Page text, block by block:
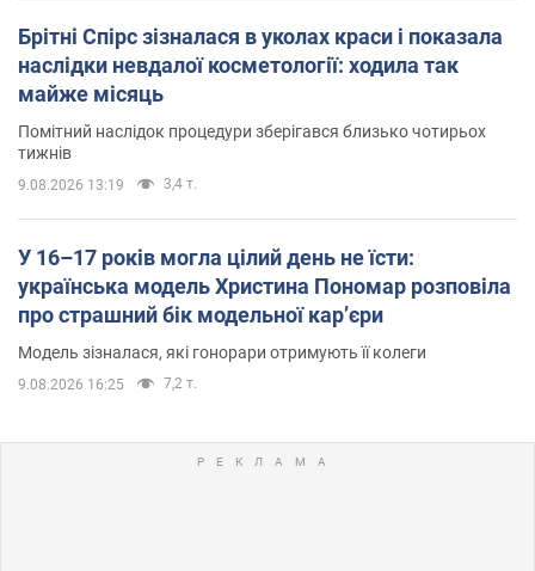
Брітні Спірс зізналася в уколах краси і показала
наслідки невдалої косметології: ходила так
майже місяць
Помітний наслідок процедури зберігався близько чотирьох
тижнів
9.08.2026 13:19 3,4 т.
У 16–17 років могла цілий день не їсти:
українська модель Христина Пономар розповіла
про страшний бік модельної кар’єри
Модель зізналася, які гонорари отримують її колеги
9.08.2026 16:25 7,2 т.